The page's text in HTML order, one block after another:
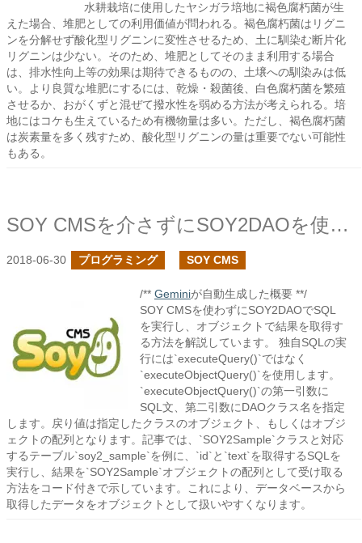
水耕栽培に使用したヤシガラ培地に褐色腐朽菌が生
えた場合、堆肥としての利用価値が問われる。褐色腐朽菌はリグニ
ンを分解せず酸化型リグニンに変性させるため、土に馴染む断片化
リグニンは少ない。そのため、堆肥としてそのまま利用する場合
は、排水性向上等の効果は期待できるものの、土壌への馴染みは低
い。より良質な堆肥にするには、乾燥・殺菌後、白色腐朽菌を繁殖
させるか、おがくずと混ぜて撥水性を弱める方法が考えられる。培
地にはコケも生えているため有機物量は多い。ただし、褐色腐朽菌
は炭素量を多く残すため、酸化型リグニンの量は重要でない可能性
もある。
SOY CMSを介さずにSOY2DAOを使ってみる２
2018-06-30 プログラミング SOY CMS
/** Geminiが自動生成した概要 **/
SOY CMSを使わずにSOY2DAOでSQL
を実行し、オブジェクトで結果を取得す
る方法を解説しています。 独自SQLの実
行には`executeQuery()`ではなく
`executeObjectQuery()`を使用します。
`executeObjectQuery()`の第一引数に
SQL文、第二引数にDAOクラス名を指定
します。戻り値は指定したクラスのオブジェクト、もしくはオブジ
ェクトの配列となります。記事では、`SOY2Sample`クラスと対応
するテーブル`soy2_sample`を例に、`id`と`text`を取得するSQLを
実行し、結果を`SOY2Sample`オブジェクトの配列として受け取る
方法をコード付きで示しています。これにより、データベースから
取得したデータをオブジェクトとして扱いやすくなります。